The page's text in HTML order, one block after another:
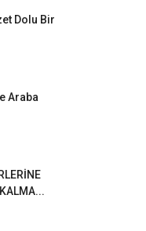
Dolu Bir
Araba